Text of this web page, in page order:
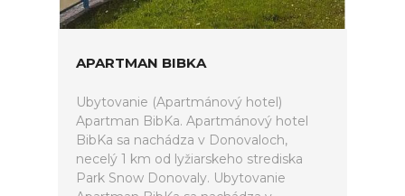
APARTMAN BIBKA
Ubytovanie (Apartmánový hotel)
Apartman BibKa. Apartmánový hotel
BibKa sa nachádza v Donovaloch,
necelý 1 km od lyžiarskeho strediska
Park Snow Donovaly. Ubytovanie